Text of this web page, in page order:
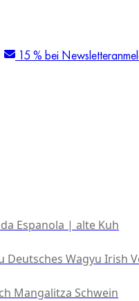
15 % bei
Espanola | alte Kuh
Deutsches Wagyu Irish
Mangalitza Schwein